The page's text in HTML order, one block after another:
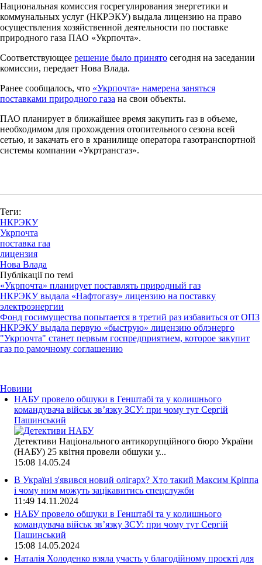
Национальная комиссия госрегулирования энергетики и
коммунальных услуг (НКРЭКУ) выдала лицензию на право
осуществления хозяйственной деятельности по поставке
природного газа ПАО «Укрпочта».
Соответствующее решение было принято сегодня на заседании
комиссии, передает Нова Влада.
Ранее сообщалось, что «Укрпочта» намерена заняться
поставками природного газа на свои объекты.
ПАО планирует в ближайшее время закупить газ в объеме,
необходимом для прохождения отопительного сезона всей
сетью, и закачать его в хранилище оператора газотранспортной
системы компании «Укртрансгаз».
Теги:
НКРЭКУ
Укрпочта
поставка гаа
лицензия
Нова Влада
Публікації по темі
«Укрпочта» планирует поставлять природный газ
НКРЭКУ выдала «Нафтогазу» лицензию на поставку
электроэнергии
Фонд госимущества попытается в третий раз избавиться от ОПЗ
НКРЭКУ выдала первую «быструю» лицензию облэнерго
"Укрпочта" станет первым госпредприятием, которое закупит
газ по рамочному соглашению
Новини
НАБУ провело обшуки в Генштабі та у колишнього
командувача військ зв’язку ЗСУ: при чому тут Сергій
Пашинський
Детективи Національного антикорупційного бюро України
(НАБУ) 25 квітня провели обшуки у...
15:08 14.05.24
В Україні з'явився новий олігарх? Хто такий Максим Кріппа
і чому ним можуть зацікавитись спецслужби
11:49 14.11.2024
НАБУ провело обшуки в Генштабі та у колишнього
командувача військ зв’язку ЗСУ: при чому тут Сергій
Пашинський
15:08 14.05.2024
Наталія Холоденко взяла участь у благодійному проєкті для